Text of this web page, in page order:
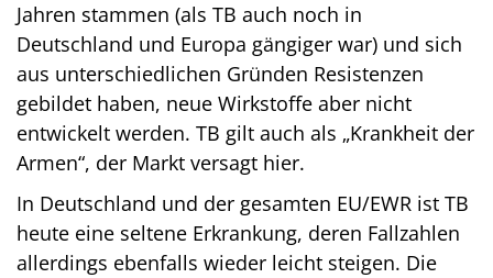
Jahren stammen (als TB auch noch in
Deutschland und Europa gängiger war) und sich
aus unterschiedlichen Gründen Resistenzen
gebildet haben, neue Wirkstoffe aber nicht
entwickelt werden. TB gilt auch als „Krankheit der
Armen“, der Markt versagt hier.
In Deutschland und der gesamten EU/EWR ist TB
heute eine seltene Erkrankung, deren Fallzahlen
allerdings ebenfalls wieder leicht steigen. Die